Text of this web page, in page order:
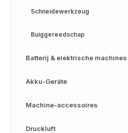
Schneidewerkzeug
Buiggereedschap
Batterij & elektrische machines
Akku-Geräte
Machine-accessoires
Druckluft